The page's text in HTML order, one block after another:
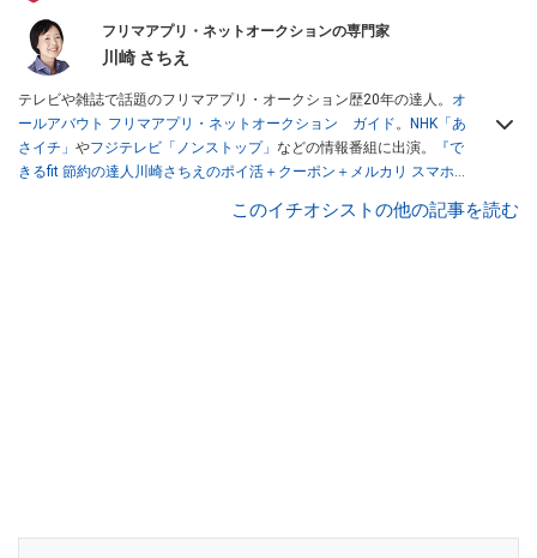
フリマアプリ・ネットオークションの専門家
川崎 さちえ
テレビや雑誌で話題のフリマアプリ・オークション歴20年の達人。 オ
ールアバウト フリマアプリ・ネットオークション ガイド。
NHK「あ
さイチ」 やフジテレビ「ノンストップ」 などの情報番組に出演。
『で
きるfit 節約の達人川崎さちえのポイ活＋クーポン＋メルカリ スマホで
スマホ1つでスキマ時間に効率的に稼ぐ！』（翔泳社刊） ほか著書多
このイチオシストの他の記事を読む